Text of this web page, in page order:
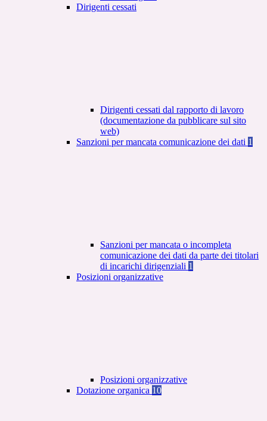
Dirigenti cessati
Dirigenti cessati dal rapporto di lavoro
(documentazione da pubblicare sul sito
web)
Sanzioni per mancata comunicazione dei dati 1
Sanzioni per mancata o incompleta
comunicazione dei dati da parte dei titolari
di incarichi dirigenziali 1
Posizioni organizzative
Posizioni organizzative
Dotazione organica 10